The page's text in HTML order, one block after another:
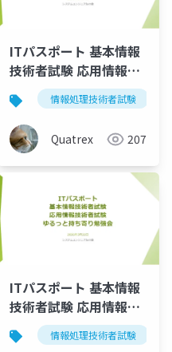
itパスポート 基本情報技術者
ITパスポート 基本情報
技術者試験 応用情報技
術者試験 ゆるっと持ち
寄り勉強会
情報処理技術者試験
Quatrex 207
情報処理技術者試験 itパスポ
ITパスポート 基本情報
技術者試験 応用情報技
術者試験 ゆるっと持ち
寄り勉強会
情報処理技術者試験